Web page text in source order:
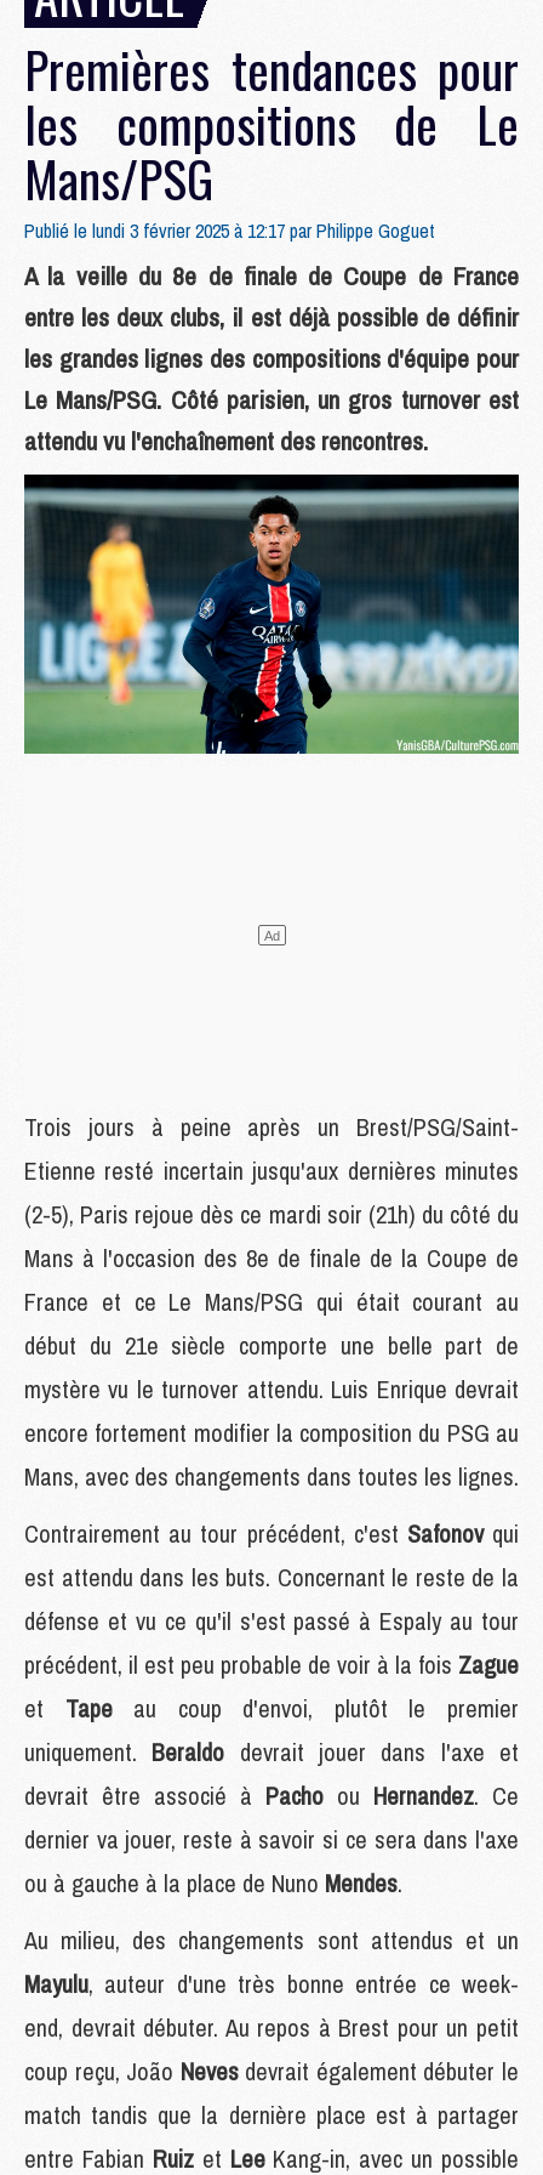
Premières tendances pour
les compositions de Le
Mans/PSG
Publié le lundi 3 février 2025 à 12:17 parPhilippe Goguet
A la veille du 8e de finale de Coupe de France
entre les deux clubs, il est déjà possible de définir
les grandes lignes des compositions d'équipe pour
Le Mans/PSG. Côté parisien, un gros turnover est
attendu vu l'enchaînement des rencontres.
Trois jours à peine après un Brest/PSG/Saint-
Etienne resté incertain jusqu'aux dernières minutes
(2-5), Paris rejoue dès ce mardi soir (21h) du côté du
Mans à l'occasion des 8e de finale de la Coupe de
France et ce Le Mans/PSG qui était courant au
début du 21e siècle comporte une belle part de
mystère vu le turnover attendu. Luis Enrique devrait
encore fortement modifier la composition du PSG au
Mans, avec des changements dans toutes les lignes.
Contrairement au tour précédent, c'est Safonov qui
est attendu dans les buts. Concernant le reste de la
défense et vu ce qu'il s'est passé à Espaly au tour
précédent, il est peu probable de voir à la fois Zague
et Tape au coup d'envoi, plutôt le premier
uniquement. Beraldo devrait jouer dans l'axe et
devrait être associé à Pacho ou Hernandez. Ce
dernier va jouer, reste à savoir si ce sera dans l'axe
ou à gauche à la place de Nuno Mendes.
Au milieu, des changements sont attendus et un
Mayulu, auteur d'une très bonne entrée ce week-
end, devrait débuter. Au repos à Brest pour un petit
coup reçu, João Neves devrait également débuter le
match tandis que la dernière place est à partager
entre Fabian Ruiz et Lee Kang-in, avec un possible